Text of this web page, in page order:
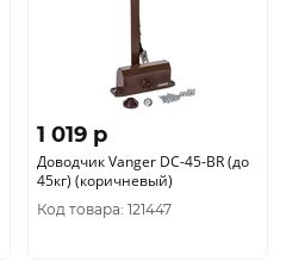
1 019 p
Доводчик Vanger DC-45-BR (до
45кг) (коричневый)
Код товара: 121447